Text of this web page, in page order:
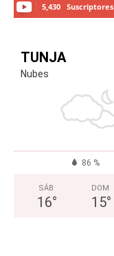
5,430 Suscriptores
TUNJA
Nubes
86 %
SÁB
16°
DOM
15°